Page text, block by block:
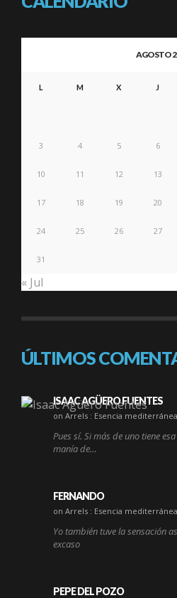
AGOSTO
L M X J
3 4 5 6
10 11 12 13
17 18 19 20
24 25 26 27
31
« Jul
ÚLTIMOS
ISAAC AGÜERO FUENTES
on Arrels : Esencia mediterránea
Pues sí. Si más de uno tiene
manía de…
FERNANDO
on Arrels : Esencia mediterránea
Yo también tuve la sensación
excaso
PEPE DEL POZO